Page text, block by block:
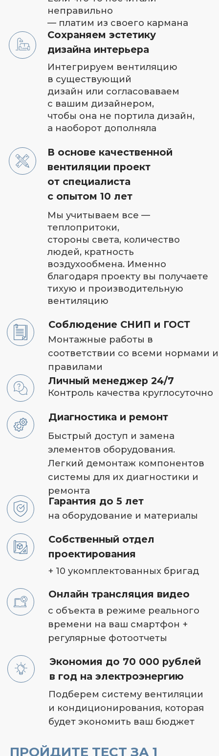
УЖЕ
СДЕЛАЛИ
ОТЗЫВЫ
ПРЕИМУЩЕСТВА
Собственный отдел
проектирования
+ 10 укомплектованных бригад
Диагностика и ремонт
Быстрый доступ и замена
элементов оборудования.
Легкий демонтаж компонентов
системы для их диагностики и
ремонта
с объекта в режиме реального
времени на ваш смартфон +
регулярные фотоотчеты
Гарантия до 5 лет
на оборудование и материалы
Экономия до 70 000 рублей
в год на электроэнергию
Подберем систему вентиляции
и кондиционирования, которая
будет экономить ваш бюджет
ПРОЙДИТЕ ТЕСТ ЗА 1